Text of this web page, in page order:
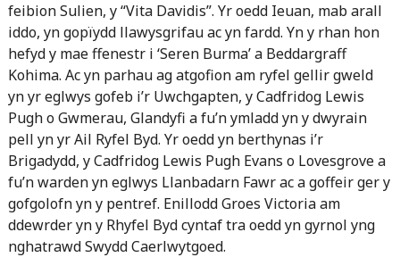
feibion Sulien, y “Vita Davidis”. Yr oedd Ieuan, mab arall
iddo, yn gopïydd llawysgrifau ac yn fardd. Yn y rhan hon
hefyd y mae ffenestr i ‘Seren Burma’ a Beddargraff
Kohima. Ac yn parhau ag atgofion am ryfel gellir gweld
yn yr eglwys gofeb i’r Uwchgapten, y Cadfridog Lewis
Pugh o Gwmerau, Glandyfi a fu’n ymladd yn y dwyrain
pell yn yr Ail Ryfel Byd. Yr oedd yn berthynas i’r
Brigadydd, y Cadfridog Lewis Pugh Evans o Lovesgrove a
fu’n warden yn eglwys Llanbadarn Fawr ac a goffeir ger y
gofgolofn yn y pentref. Enillodd Groes Victoria am
ddewrder yn y Rhyfel Byd cyntaf tra oedd yn gyrnol yng
nghatrawd Swydd Caerlwytgoed.